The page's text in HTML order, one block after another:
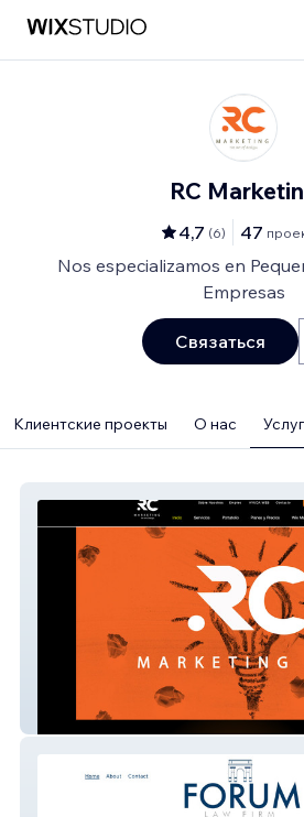
RC
4,7 (6) 47
Nos especializamos en
Empresas
Связаться
Клиентские проекты О нас
RC Marketing